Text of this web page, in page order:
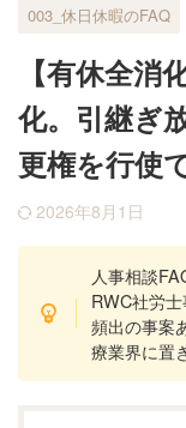
003_休日休暇のFAQ
【有休全消
化。引継ぎ
更権を行使
2026年8月1日
人事相談
RWC社労士
頻出の事案
療業界に置